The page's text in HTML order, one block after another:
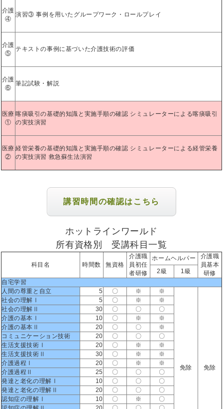
介護
④
演習③ 事例を用いたグループワーク・ロールプレイ
介護
⑤
テキストの事例に基づいた介護技術の評価
介護
⑥
筆記試験・解説
医療
①
喀痰吸引の基礎的知識と実施手順の確認 シミュレーターによる喀痰吸引
の実技演習
医療
②
経管栄養の基礎的知識と実施手順の確認 シミュレーターによる経管栄養
の実技演習 救急蘇生法演習
講習時間の確認はこちら
ホットラインワールド
所有資格別 受講科目一覧
科目名 時間数 無資格
介護職
員初任
者研修
ホームヘルパー
介護職
員基本
研修
2級
1級
自宅学習
人間の尊重と自立
5 〇 ※ ※
免除 免除
社会の理解Ⅰ 5 〇 ※
※
社会の理解Ⅱ
30 〇 〇
〇
介護の基本Ⅰ
10 〇 ※
※
介護の基本Ⅱ
20 〇 〇
※
コミュニケーション技術
20 〇 〇
〇
生活支援技術Ⅰ
20 〇 ※
※
生活支援技術Ⅱ
30 〇 ※
※
介護過程Ⅰ
20 〇 ※
※
介護過程Ⅱ
25 〇 〇
〇
発達と老化の理解Ⅰ
10 〇 〇
〇
発達と老化の理解Ⅱ
20 〇 〇
〇
認知症の理解Ⅰ
10 〇 ※
〇